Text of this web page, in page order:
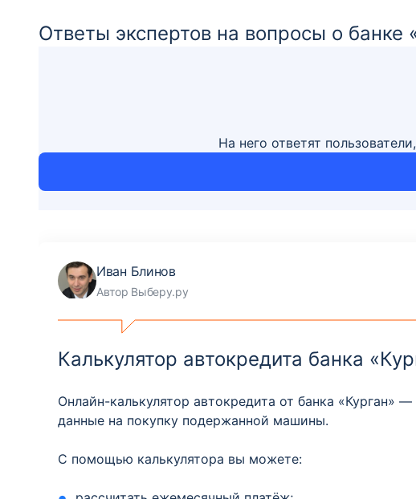
Ответы экспертов на вопросы о банке
На него ответят
Иван Блинов
Автор Выберу.ру
Калькулятор автокредита банка
Онлайн-калькулятор автокредита от банка «Курган»
данные на покупку подержанной машины.
С помощью калькулятора вы можете: